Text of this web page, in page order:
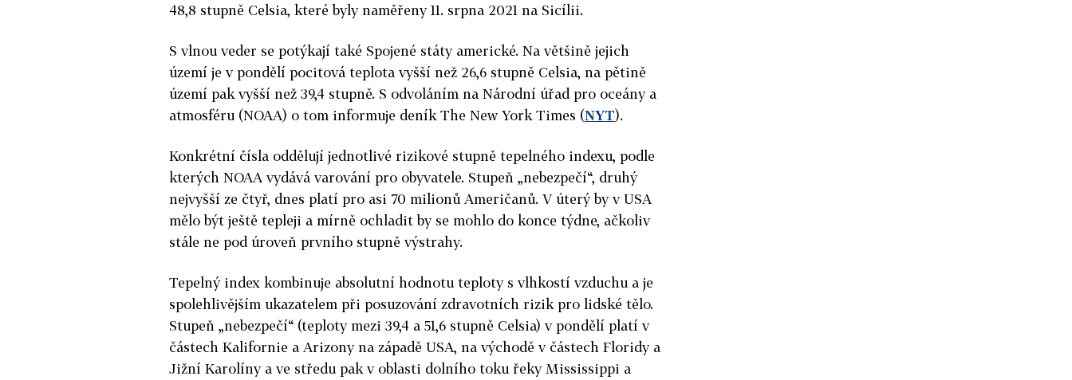
48,8 stupně Celsia, které byly naměřeny 11. srpna 2021 na Sicílii.
S vlnou veder se potýkají také Spojené státy americké. Na většině jejich
území je v pondělí pocitová teplota vyšší než 26,6 stupně Celsia, na pětině
území pak vyšší než 39,4 stupně. S odvoláním na Národní úřad pro oceány a
atmosféru (NOAA) o tom informuje deník The New York Times (NYT).
Konkrétní čísla oddělují jednotlivé rizikové stupně tepelného indexu, podle
kterých NOAA vydává varování pro obyvatele. Stupeň „nebezpečí“, druhý
nejvyšší ze čtyř, dnes platí pro asi 70 milionů Američanů. V úterý by v USA
mělo být ještě tepleji a mírně ochladit by se mohlo do konce týdne, ačkoliv
stále ne pod úroveň prvního stupně výstrahy.
Tepelný index kombinuje absolutní hodnotu teploty s vlhkostí vzduchu a je
spolehlivějším ukazatelem při posuzování zdravotních rizik pro lidské tělo.
Stupeň „nebezpečí“ (teploty mezi 39,4 a 51,6 stupně Celsia) v pondělí platí v
částech Kalifornie a Arizony na západě USA, na východě v částech Floridy a
Jižní Karolíny a ve středu pak v oblasti dolního toku řeky Mississippi a